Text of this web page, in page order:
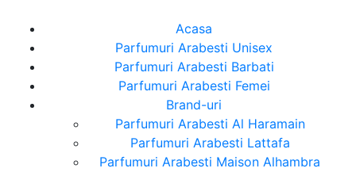
Acasa
Parfumuri Arabesti Unisex
Parfumuri Arabesti Barbati
Parfumuri Arabesti Femei
Brand-uri
Parfumuri Arabesti Al Haramain
Parfumuri Arabesti Lattafa
Parfumuri Arabesti Maison Alhambra